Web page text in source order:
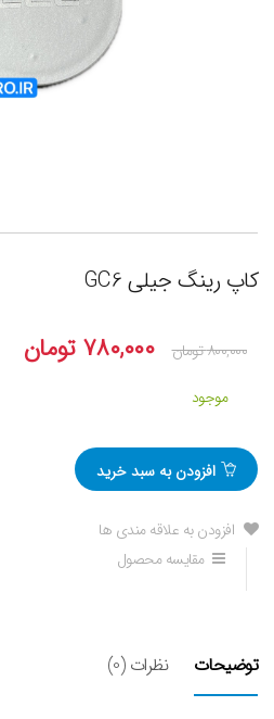
کاپ رینگ جیلی GC6
۸۰۰,۰۰۰تومان ۷۸۰,۰۰۰ تومان
موجود
افزودن به سبد خرید
افزودن به علاقه مندی ها
مقایسه محصول
توضیحات نظرات (0)